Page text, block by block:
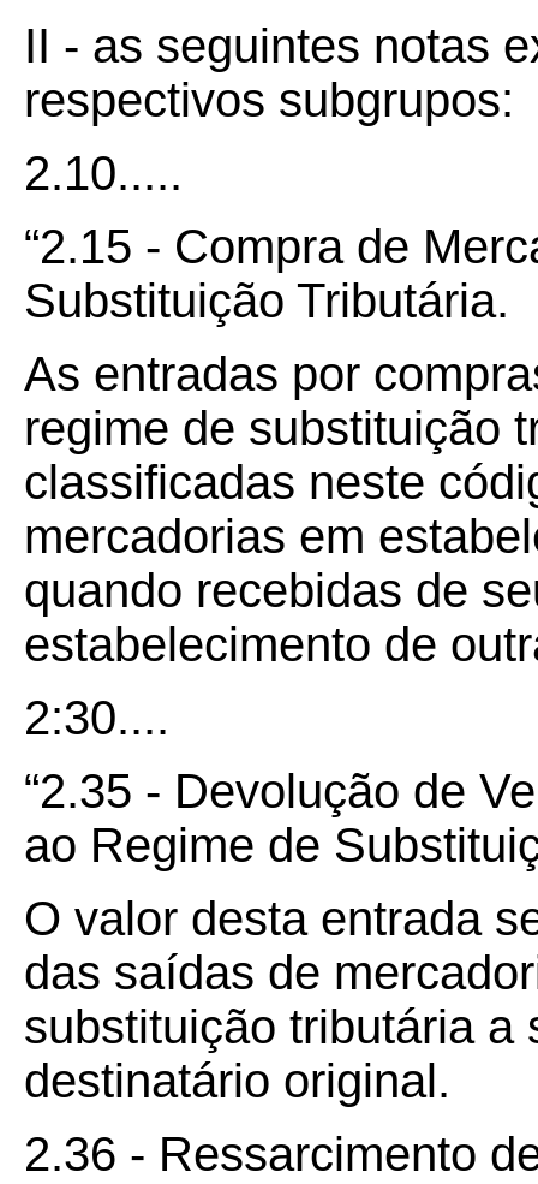
II - as seguintes notas
respectivos subgrupos:
2.10.....
“2.15 - Compra de
Substituição Tributária.
As entradas por
regime de substituição
classificadas neste
mercadorias em
quando recebidas de
estabelecimento de
2:30....
“2.35 - Devolução de
ao Regime de
O valor desta entrada
das saídas de
substituição tributária a
destinatário original.
2.36 - Ressarcimento